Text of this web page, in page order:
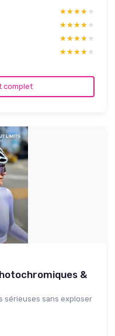
★★★★★
★★★★★
★★★★★
★★★★★
★★★★★
★★★★★
★★★★★
★★★★★
complet
&
sérieuses sans exploser